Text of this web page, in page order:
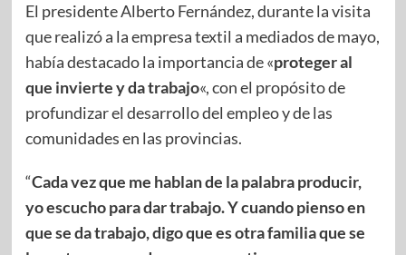
El presidente Alberto Fernández, durante la visita
que realizó a la empresa textil a mediados de mayo,
había destacado la importancia de «proteger al
que invierte y da trabajo«, con el propósito de
profundizar el desarrollo del empleo y de las
comunidades en las provincias.
“Cada vez que me hablan de la palabra producir,
yo escucho para dar trabajo. Y cuando pienso en
que se da trabajo, digo que es otra familia que se